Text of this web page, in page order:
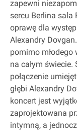
zapewni
sercu Berlina sala
oprawę dla
Alexandry
pomimo młodego
na całym
połączenie
głębi Alexandry
koncert jest
zaprojektowana
intymną, a